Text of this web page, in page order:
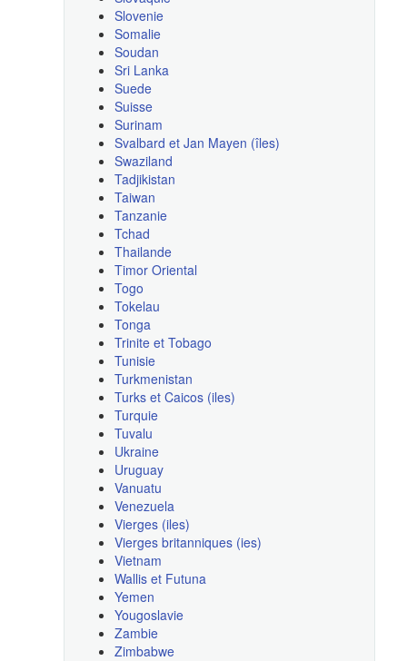
Slovenie
Somalie
Soudan
Sri Lanka
Suede
Suisse
Surinam
Svalbard et Jan Mayen (îles)
Swaziland
Tadjikistan
Taiwan
Tanzanie
Tchad
Thailande
Timor Oriental
Togo
Tokelau
Tonga
Trinite et Tobago
Tunisie
Turkmenistan
Turks et Caicos (iles)
Turquie
Tuvalu
Ukraine
Uruguay
Vanuatu
Venezuela
Vierges (iles)
Vierges britanniques (ies)
Vietnam
Wallis et Futuna
Yemen
Yougoslavie
Zambie
Zimbabwe